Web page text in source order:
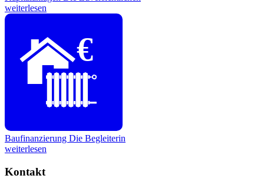
weiterlesen
€
Baufinanzierung Die Begleiterin
weiterlesen
Kontakt